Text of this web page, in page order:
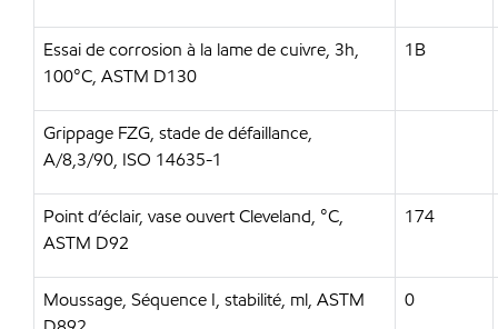
Essai de corrosion à la lame de cuivre, 3h,
100°C, ASTM D130
1B
Grippage FZG, stade de défaillance,
A/8,3/90, ISO 14635-1
Point d’éclair, vase ouvert Cleveland, °C,
ASTM D92
174
Moussage, Séquence I, stabilité, ml, ASTM
0